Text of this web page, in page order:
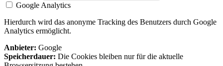
Google Analytics
Hierdurch wird das anonyme Tracking des Benutzers durch Google
Analytics ermöglicht.
Anbieter: Google
Speicherdauer: Die Cookies bleiben nur für die aktuelle